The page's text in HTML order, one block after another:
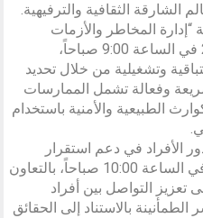
الشارقة الثقافية والترفيهية.
المخاطر والأزمات
والأمن”، يوم الثلاثاء 19 مايو 2026 في الساعة 9:00 صباحاً،
وتشغيلية من خلال تحديد
وفعالة تشمل الممارسات
الطبيعية والأمنية باستخدام
الأفراد في دعم استقرار
الحي”، يوم الثلاثاء 19 مايو 2026 في الساعة 10:00 صباحاً، بالتعاون
تعزيز التواصل بين أفراد
بالاستناد إلى الحقائق